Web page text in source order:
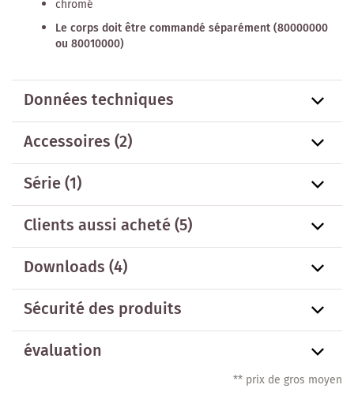
chromé
Le corps doit être commandé séparément (80000000
ou 80010000)
Données techniques
Accessoires(2)
Série(1)
Clients aussi acheté(5)
Downloads (4)
Sécurité des produits
évaluation
** prix de gros moyen